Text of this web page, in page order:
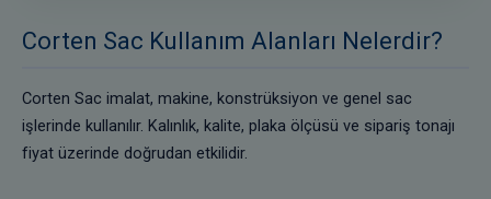
Corten Sac Kullanım Alanları Nelerdir?
Corten Sac imalat, makine, konstrüksiyon ve genel sac
işlerinde kullanılır. Kalınlık, kalite, plaka ölçüsü ve sipariş tonajı
fiyat üzerinde doğrudan etkilidir.